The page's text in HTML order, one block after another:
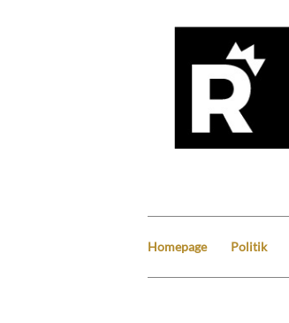
Homepage Politik